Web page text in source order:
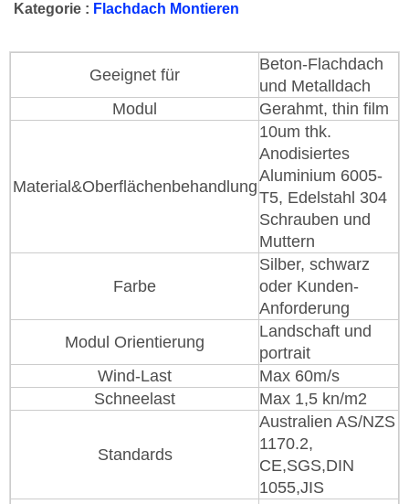
Kategorie : Flachdach Montieren
Geeignet für
Beton-Flachdach
und Metalldach
Modul
Gerahmt, thin film
Material&Oberflächenbehandlung
10um thk.
Anodisiertes
Aluminium 6005-
T5, Edelstahl 304
Schrauben und
Muttern
Farbe
Silber, schwarz
oder Kunden-
Anforderung
Modul Orientierung
Landschaft und
portrait
Wind-Last
Max 60m/s
Schneelast
Max 1,5 kn/m2
Standards
Australien AS/NZS
1170.2,
CE,SGS,DIN
1055,JIS